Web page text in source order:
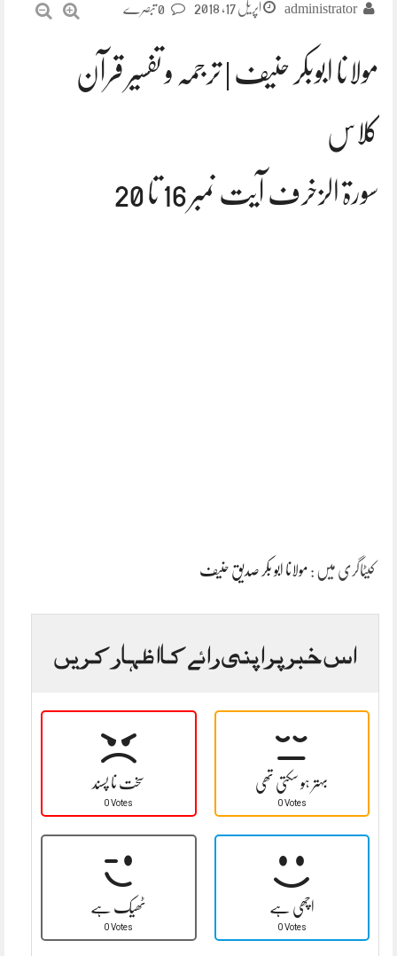
administrator اپریل 17, 2018
مولانا ابوبکر حنیف | ترجمہ و تفسیر قرآن
کلاس
سورۃ الزخرف آیت نمبر 16 تا 20
کیٹاگری میں : مولانا ابو بکر صدیق حنیف
اس خبر پر اپنی رائے کا اظہار کریں
سخت نا پسند
0 Votes
بہتر ہو سکتی تھی
0 Votes
ٹھیک ہے
0 Votes
اچھی ہے
0 Votes